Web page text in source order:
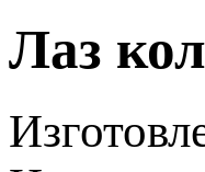
Лаз